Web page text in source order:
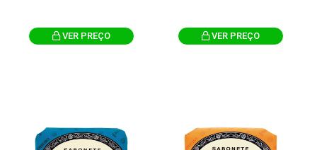
VER PREÇO VER PREÇO